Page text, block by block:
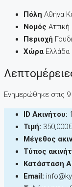
Πόλη Αθήνα
Νομός Αττική
Περιοχή
Χώρα Ελλάδα
Ενημερώθηκε στις
ID Ακινήτου:
Τιμή: 350,000€
Μέγεθος
Τύπος
Κατάσταση
Email: